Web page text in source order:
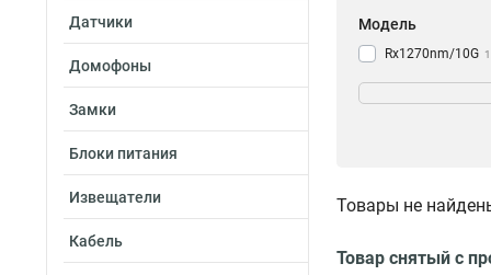
Датчики
Домофоны
Замки
Блоки питания
Извещатели
Кабель
Модель
Rx1270nm/10G 1
Tx1330nm/10G 1
Rx1330nm/10G 1
TX1550nm/
RX1310nm/125G
Товары не
Товар снятый с